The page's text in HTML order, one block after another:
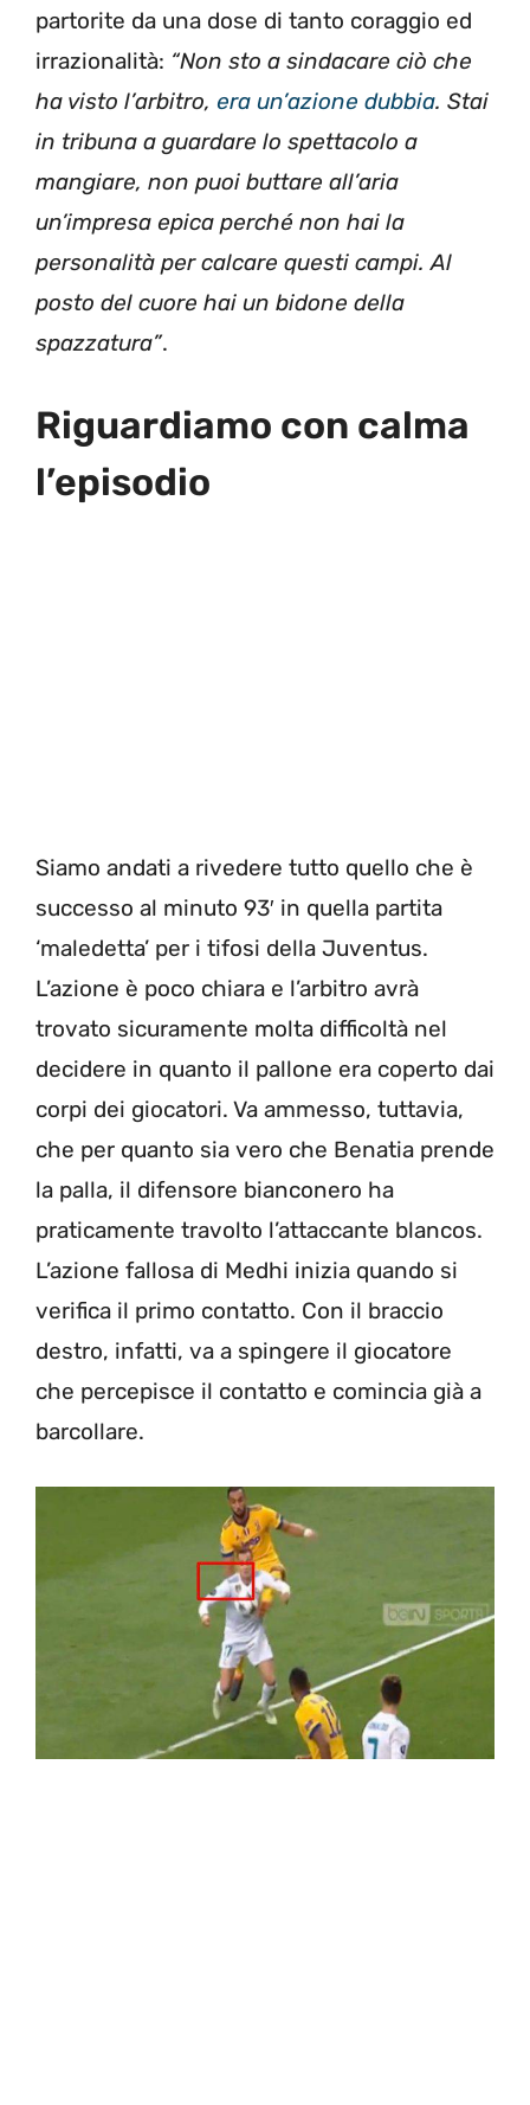
partorite da una dose di tanto coraggio ed
irrazionalità: “Non sto a sindacare ciò che
ha visto l’arbitro, era un’azione dubbia. Stai
in tribuna a guardare lo spettacolo a
mangiare, non puoi buttare all’aria
un’impresa epica perché non hai la
personalità per calcare questi campi. Al
posto del cuore hai un bidone della
spazzatura”.
Riguardiamo con calma
l’episodio
Siamo andati a rivedere tutto quello che è
successo al minuto 93′ in quella partita
‘maledetta’ per i tifosi della Juventus.
L’azione è poco chiara e l’arbitro avrà
trovato sicuramente molta difficoltà nel
decidere in quanto il pallone era coperto dai
corpi dei giocatori. Va ammesso, tuttavia,
che per quanto sia vero che Benatia prende
la palla, il difensore bianconero ha
praticamente travolto l’attaccante blancos.
L’azione fallosa di Medhi inizia quando si
verifica il primo contatto. Con il braccio
destro, infatti, va a spingere il giocatore
che percepisce il contatto e comincia già a
barcollare.